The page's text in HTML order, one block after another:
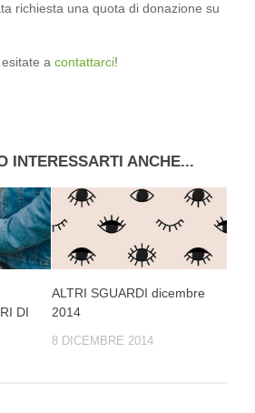
richiesta una quota di donazione su
a contattarci!
INTERESSARTI ANCHE...
DI
ALTRI SGUARDI dicembre
2014
8 DICEMBRE 2014